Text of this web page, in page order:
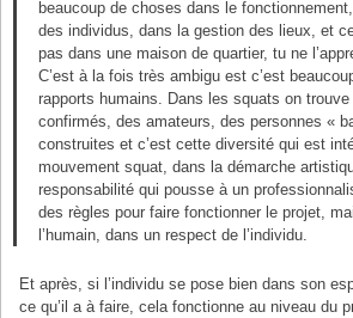
beaucoup de choses dans le
des individus, dans la gestion des lieux, et
pas dans une maison de quartier, tu ne
C’est à la fois très ambigu est c’est
rapports humains. Dans les squats on
confirmés, des amateurs, des personnes «
construites et c’est cette diversité qui est
mouvement squat, dans la démarche
responsabilité qui pousse à un
des règles pour faire fonctionner le projet,
l’humain, dans un respect de l’individu.
Et après, si l’individu se pose bien dans son
ce qu’il a à faire, cela fonctionne au niveau du